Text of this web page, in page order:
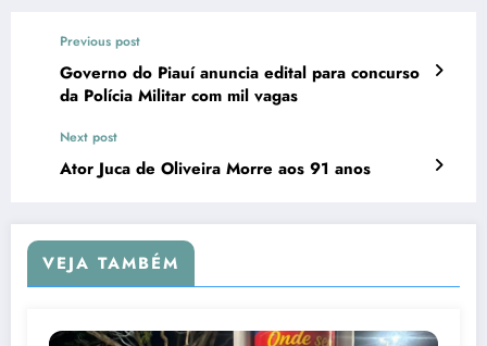
Previous post
Governo do Piauí anuncia edital para concurso
da Polícia Militar com mil vagas
Next post
Ator Juca de Oliveira Morre aos 91 anos
VEJA TAMBÉM